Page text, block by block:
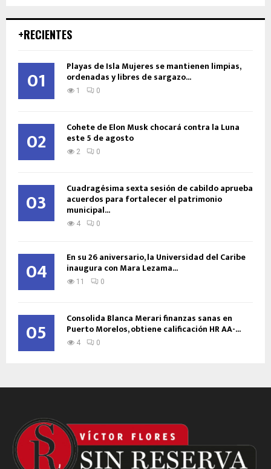
+RECIENTES
01 Playas de Isla Mujeres se mantienen limpias,
ordenadas y libres de sargazo...
1 0
02 Cohete de Elon Musk chocará contra la Luna
este 5 de agosto
2 0
03 Cuadragésima sexta sesión de cabildo aprueba
acuerdos para fortalecer el patrimonio
municipal...
4 0
04 En su 26 aniversario, la Universidad del Caribe
inaugura con Mara Lezama...
11 0
05 Consolida Blanca Merari finanzas sanas en
Puerto Morelos, obtiene calificación HR AA-...
4 0